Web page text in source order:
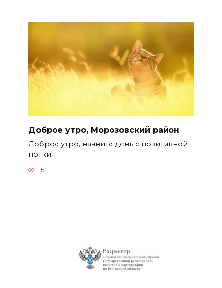
Доброе утро, Морозовский район
Доброе утро, начните день с позитивной
нотки!
15